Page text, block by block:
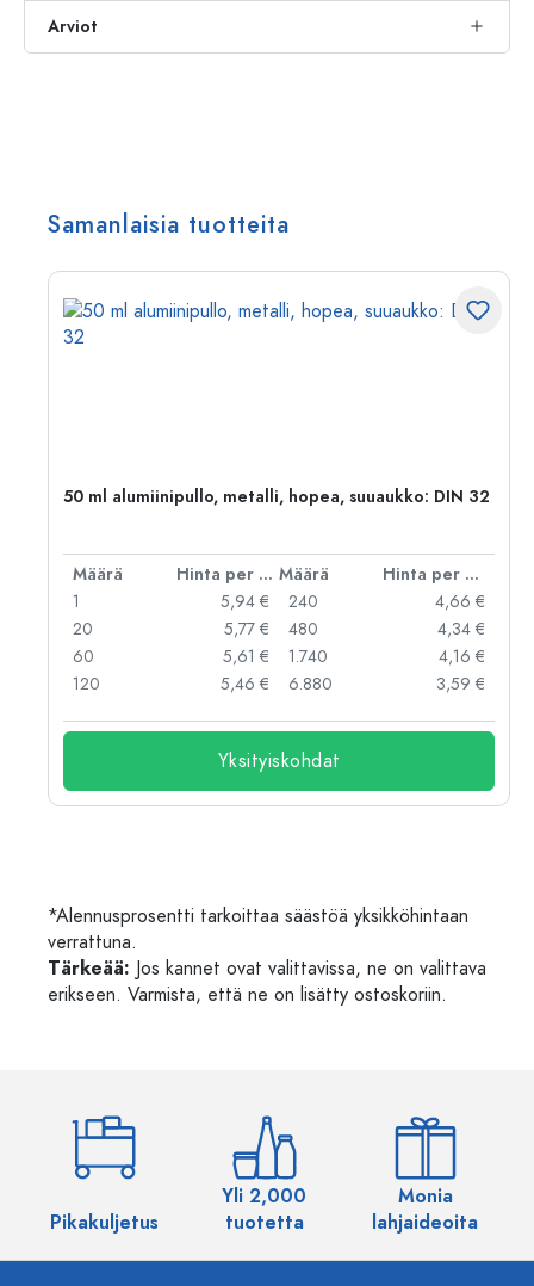
Arviot
Samanlaisia tuotteita
50 ml alumiinipullo, metalli, hopea, suuaukko: DIN 32
Määrä Hinta per kpl Määrä
Hinta per kpl
1
5,94 €
20
5,77 €
60
5,61 €
120
5,46 €
240
4,66 €
480
4,34 €
1.740
4,16 €
6.880
3,59 €
Yksityiskohdat
*Alennusprosentti tarkoittaa säästöä yksikköhintaan
verrattuna.
Tärkeää: Jos kannet ovat valittavissa, ne on valittava
erikseen. Varmista, että ne on lisätty ostoskoriin.
Pikakuljetus
Yli 2,000
tuotetta
Monia
lahjaideoita